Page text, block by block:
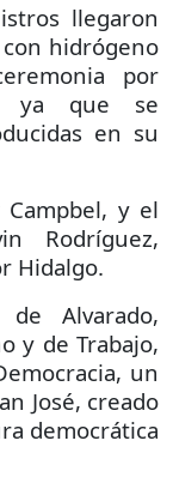
llegaron
hidrógeno
por
ya que se
en su
Campbel, y el
Rodríguez,
Hidalgo.
Alvarado,
y de Trabajo,
un
José, creado
democrática